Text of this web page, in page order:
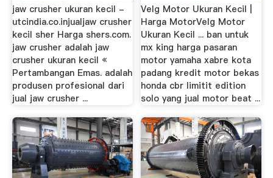
jaw crusher ukuran kecil -
utcindia.co.injualjaw crusher
kecil sher Harga shers.com.
jaw crusher adalah jaw
crusher ukuran kecil «
Pertambangan Emas. adalah
produsen profesional dari
jual jaw crusher ...
Velg Motor Ukuran Kecil |
Harga MotorVelg Motor
Ukuran Kecil ... ban untuk
mx king harga pasaran
motor yamaha xabre kota
padang kredit motor bekas
honda cbr limitit edition
solo yang jual motor beat ...